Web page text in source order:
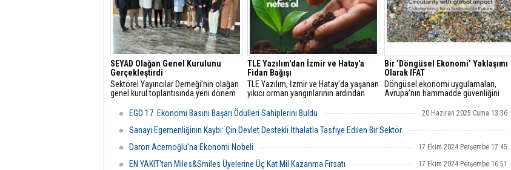
SEYAD Olağan Genel Kurulunu
Gerçekleştirdi
Sektörel Yayıncılar Derneği’nin olağan
genel kurul toplantısında yeni dönem
süreci tamamlandı.
TLE Yazılım'dan İzmir ve Hatay'a
Fidan Bağışı
TLE Yazılım, İzmir ve Hatay'da yaşanan
yıkıcı orman yangınlarının ardından
adına fidan bağışında bulundu.
Bir ‘Döngüsel Ekonomi’ Yaklaşımı
Olarak IFAT
Döngüsel ekonomi uygulamaları,
Avrupa’nın hammadde güvenliğini
yapısına geçişte kritik bir rol üstleniyor.
ve hükümet işbirliğinin güçlendirilmesi
EGD 17. Ekonomi Basını Başarı Ödülleri Sahiplerini Buldu 20 Haziran 2025 Cuma 13:36
Sanayi Egemenliğinin Kaybı: Çin Devlet Destekli İthalatla Tasfiye Edilen Bir Sektör
02 Haziran 2025 Pazartesi 16:28
Daron Acemoğlu'na Ekonomi Nobeli 17 Ekim 2024 Perşembe 17:45
EN YAKIT'tan Miles&Smiles Üyelerine Üç Kat Mil Kazanma Fırsatı 17 Ekim 2024 Perşembe 16:51